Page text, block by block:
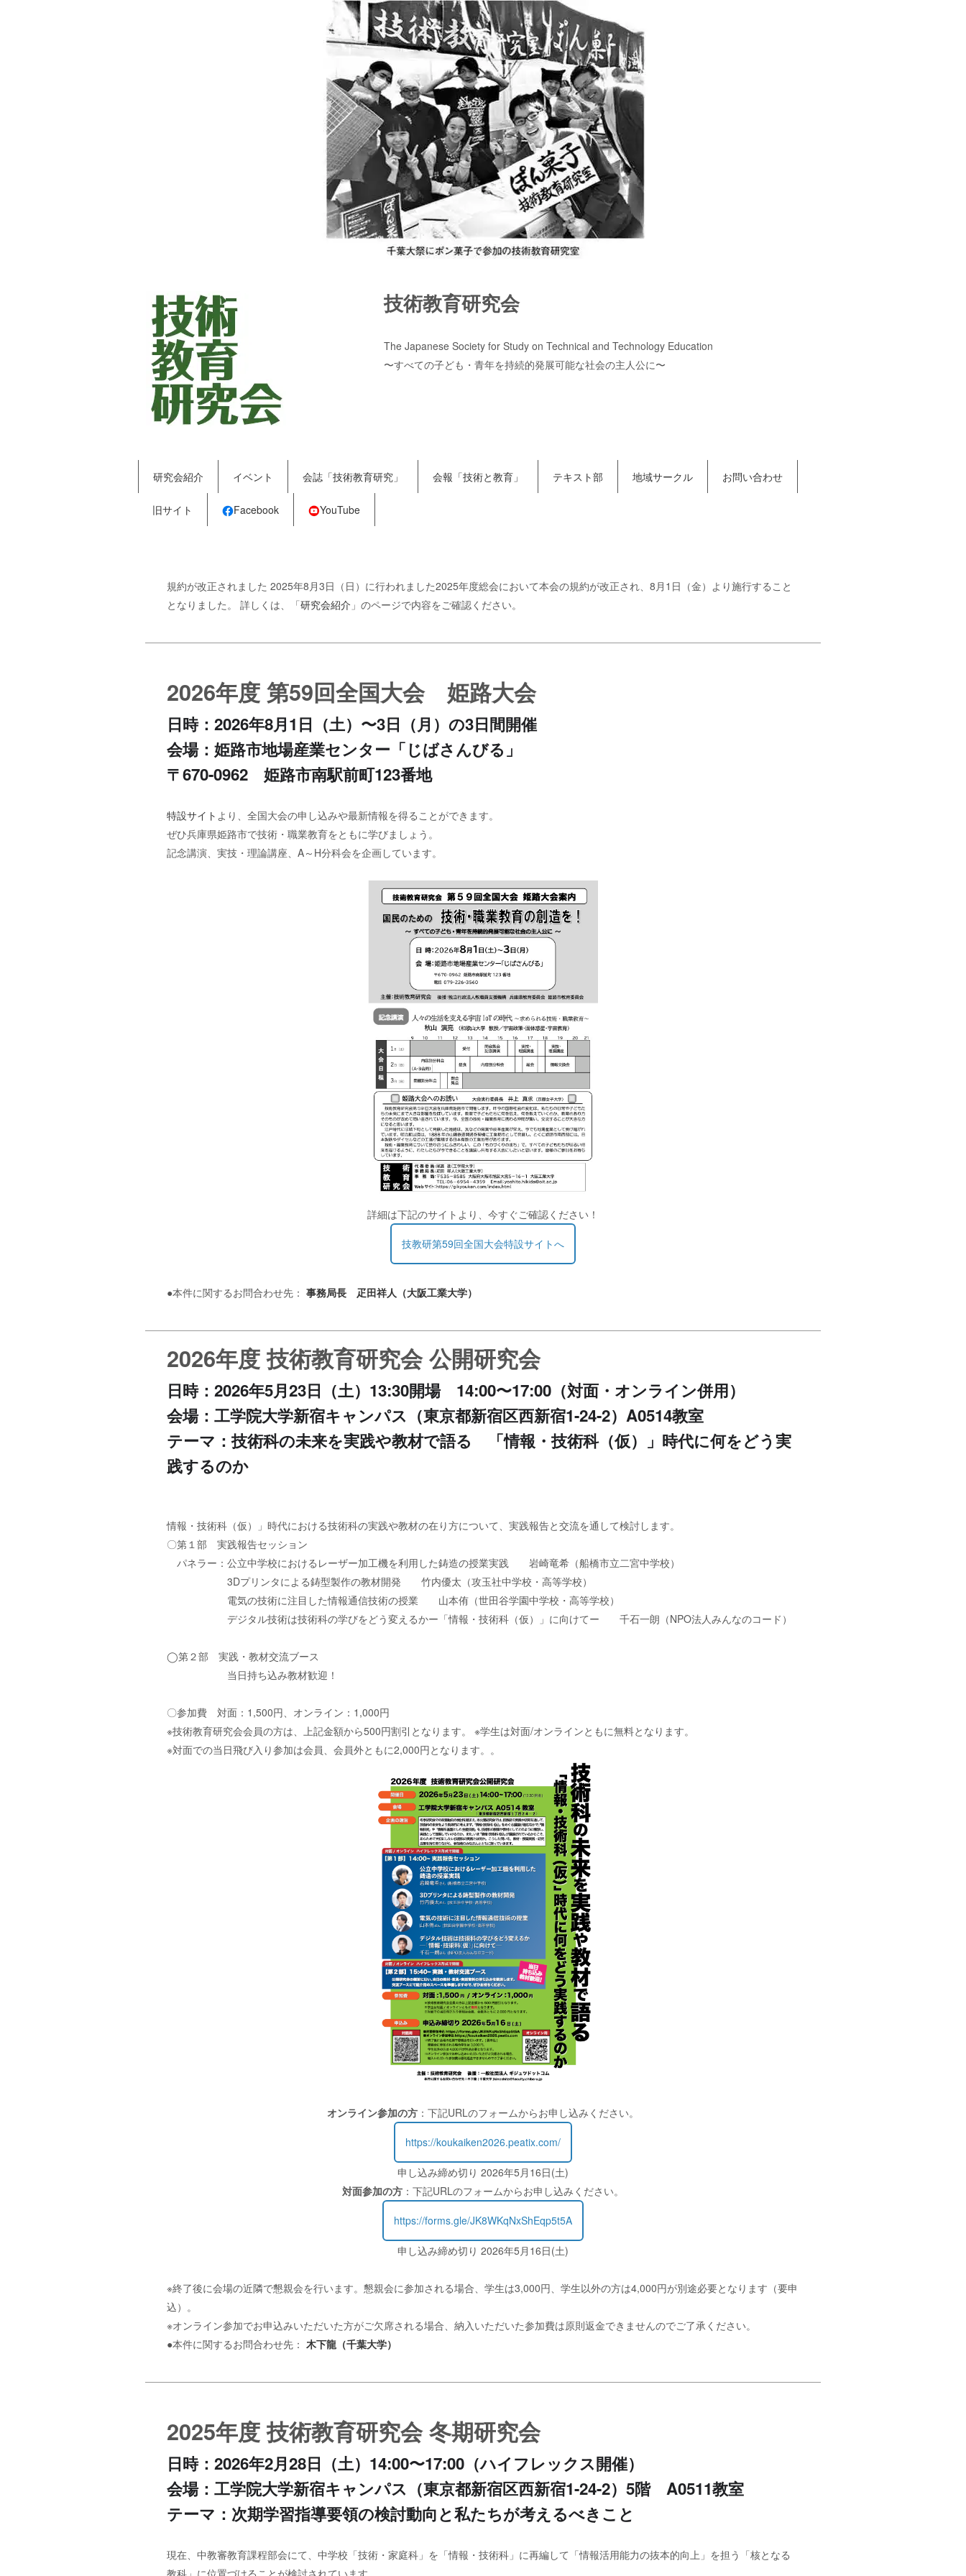
技術教育研究会
The Japanese Society for Study on Technical and Technology Education
〜すべての子ども・青年を持続的発展可能な社会の主人公に〜
研究会紹介 イベント 会誌「技術教育研究」 会報「技術と教育」 テキスト部 地域サークル お問い合わせ
旧サイト Facebook YouTube
規約が改正されました 2025年8月3日（日）に行われました2025年度総会において本会の規約が改正され、8月1日（金）より施行すること
となりました。 詳しくは、「研究会紹介 」のページで内容をご確認ください。
2026年度 第59回全国大会 姫路大会
日時：2026年8月1日（土）〜3日（月）の3日間開催
会場：姫路市地場産業センター「じばさんびる」
〒670-0962 姫路市南駅前町123番地
特設サイト より、全国大会の申し込みや最新情報を得ることができます。
ぜひ兵庫県姫路市で技術・職業教育をともに学びましょう。
記念講演、実技・理論講座、A～H分科会を企画しています。
詳細は下記のサイトより、今すぐご確認ください！
技教研第59回全国大会特設サイトへ
●本件に関するお問合わせ先： 事務局長 疋田祥人（大阪工業大学）
2026年度 技術教育研究会 公開研究会
日時：2026年5月23日（土）13:30開場 14:00〜17:00（対面・オンライン併用）
会場：工学院大学新宿キャンパス（東京都新宿区西新宿1-24-2）A0514教室
テーマ：技術科の未来を実践や教材で語る 「情報・技術科（仮）」時代に何をどう実
践するのか
情報・技術科（仮）」時代における技術科の実践や教材の在り方について、実践報告と交流を通して検討します。
〇第１部 実践報告セッション
パネラー：公立中学校におけるレーザー加工機を利用した鋳造の授業実践 岩崎竜希（船橋市立二宮中学校）
3Dプリンタによる鋳型製作の教材開発 竹内優太（攻玉社中学校・高等学校）
電気の技術に注目した情報通信技術の授業 山本侑（世田谷学園中学校・高等学校）
デジタル技術は技術科の学びをどう変えるかー「情報・技術科（仮）」に向けてー 千石一朗（NPO法人みんなのコード）
◯第２部 実践・教材交流ブース
当日持ち込み教材歓迎！
〇参加費 対面：1,500円、オンライン：1,000円
※技術教育研究会会員の方は、上記金額から500円割引となります。 ※学生は対面/オンラインともに無料となります。
※対面での当日飛び入り参加は会員、会員外ともに2,000円となります。。
オンライン参加の方 ：下記URLのフォームからお申し込みください。
https://koukaiken2026.peatix.com/
申し込み締め切り 2026年5月16日(土)
対面参加の方 ：下記URLのフォームからお申し込みください。
https://forms.gle/JK8WKqNxShEqp5t5A
申し込み締め切り 2026年5月16日(土)
※終了後に会場の近隣で懇親会を行います。懇親会に参加される場合、学生は3,000円、学生以外の方は4,000円が別途必要となります（要申
込）。
※オンライン参加でお申込みいただいた方がご欠席される場合、納入いただいた参加費は原則返金できませんのでご了承ください。
●本件に関するお問合わせ先： 木下龍（千葉大学）
2025年度 技術教育研究会 冬期研究会
日時：2026年2月28日（土）14:00〜17:00（ハイフレックス開催）
会場：工学院大学新宿キャンパス（東京都新宿区西新宿1-24-2）5階 A0511教室
テーマ：次期学習指導要領の検討動向と私たちが考えるべきこと
現在、中教審教育課程部会にて、中学校「技術・家庭科」を「情報・技術科」に再編して「情報活用能力の抜本的向上」を担う「核となる
教科」に位置づけることが検討されています。